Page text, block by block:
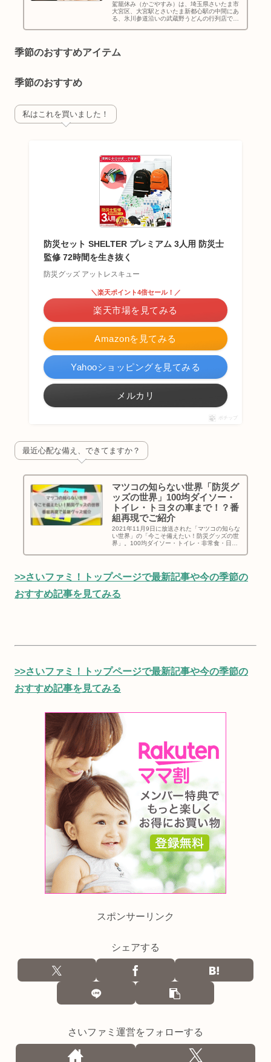
駕籠休み（かごやすみ）は、埼玉県さいたま市
大宮区、大宮駅とさいたま新都心駅の中間にあ
る、氷川参道沿いの武蔵野うどんの行列店で
定休日・インスタほか基本情報などをお伝えし
ます。
季節のおすすめアイテム
季節のおすすめ
私はこれを買いました！
防災セット SHELTER プレミアム 3人用 防災士
監修 72時間を生き抜く
防災グッズ アットレスキュー
Amazonを見てみる
＼楽天ポイント4倍セール！／
楽天市場を見てみる
Yahooショッピングを見てみる
メルカリ
ポチップ
最近心配な備え、できてますか？
マツコの知らない世界「防災グ
ッズの世界」100均ダイソー・
トイレ・トヨタの車まで！？番
組再現でご紹介
2021年11月9日に放送された「マツコの知らな
い世界」の「今こそ備えたい！防災グッズの世
界」。100均ダイソー・トイレ・非常食・日常
>>さいファミ！トップページで最新記事や今の季節の
おすすめ記事を見てみる
>>さいファミ！トップページで最新記事や今の季節の
おすすめ記事を見てみる
スポンサーリンク
シェアする
さいファミ運営をフォローする